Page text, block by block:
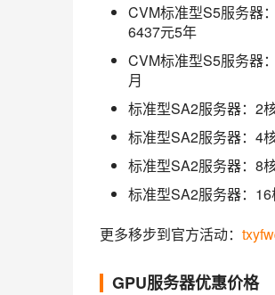
CVM标准型S5服务器
6437元5年
CVM标准型S5服务器
月
标准型SA2服务器：2
标准型SA2服务器：4
标准型SA2服务器：8
标准型SA2服务器：
更多移步到官方活动：
GPU服务器优惠价格